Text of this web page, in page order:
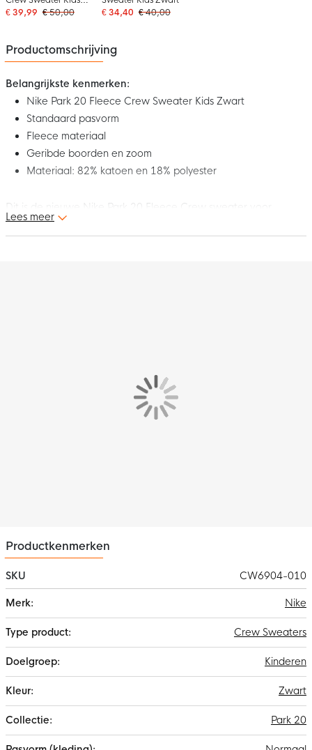
Donkergrijs Wit
€ 39,99 € 50,00
€ 34,40 € 40,00
Productomschrijving
Belangrijkste kenmerken:
Nike Park 20 Fleece Crew Sweater Kids Zwart
Standaard pasvorm
Fleece materiaal
Geribde boorden en zoom
Materiaal: 82% katoen en 18% polyester
Dit is de nieuwe Nike Park 20 Fleece Crew sweater voor
kinderen. De sweater maakt deel uit van de Nike Park 20
collectie. Deze collectie met functionele materialen en perfecte
De Nike Crew sweater is gemaakt van 82% katoen en 18%
polyester. Het fleece materiaal voelt zacht aan op de huid en
Lees meer
Productkenmerken
SKU
CW6904-010
informatie
Nike
Crew Sweaters
Kinderen
Zwart
Park 20